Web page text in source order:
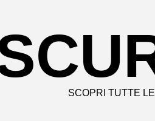
SCOPRI TUTTE